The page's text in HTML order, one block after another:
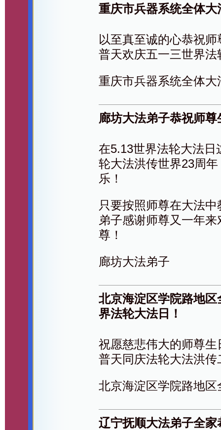
重庆市兵器系统全体
以至真至诚的心恭祝
普天欢庆五一三世界法
重庆市兵器系统全体大
廊坊大法弟子恭祝师
在5.13世界法轮大法
轮大法洪传世界23周
乐！
只要按照师尊在大法
弟子感谢师尊又一年
尊！
廊坊大法弟子
北京海淀区学院路地
界法轮大法日！
祝愿慈悲伟大的师尊生
普天同庆法轮大法洪传
北京海淀区学院路地
辽宁抚顺大法弟子全